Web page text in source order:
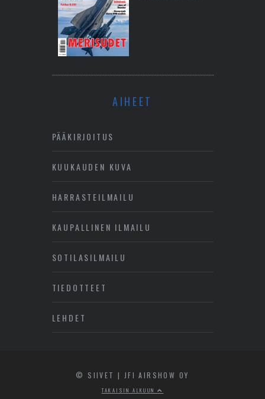
AIHEET
PÄÄKIRJOITUS
KUUKAUDEN KUVA
HARRASTEILMAILU
KAUPALLINEN ILMAILU
SOTILASILMAILU
TIEDOTTEET
LEHDET
© SIIVET | JFI AIRSHOW OY
TAKAISIN ALKUUN